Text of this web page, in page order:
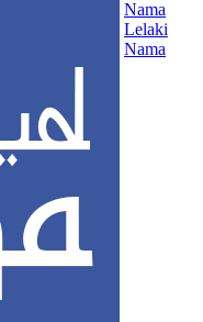
Nama
Lelaki
Nama